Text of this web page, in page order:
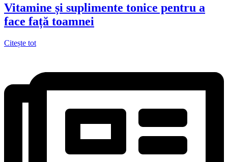
Vitamine și suplimente tonice pentru a
face față toamnei
Citește tot